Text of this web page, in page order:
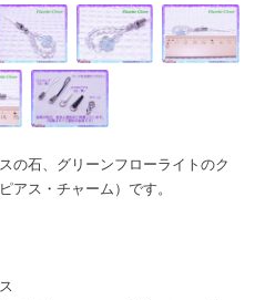
の石、グリーンフローライトのク
アス・チャーム）です。